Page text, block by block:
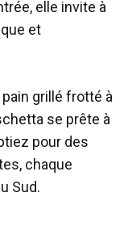
elle invite à
et
grillé frotté à
se prête à
pour des
chaque
Sud.